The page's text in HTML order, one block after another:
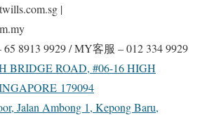
|
8913 9929 / MY客服 – 012 334 9929
BRIDGE ROAD, #06-16 HIGH
179094
Jalan Ambong 1, Kepong Baru,